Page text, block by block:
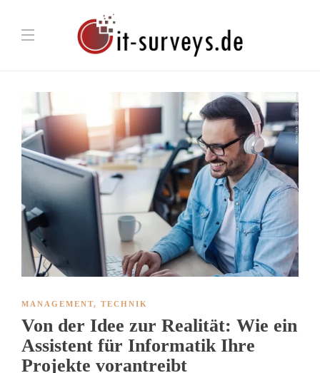
MANAGEMENT, TECHNIK
Von der Idee zur Realität: Wie ein
Assistent für Informatik Ihre
Projekte vorantreibt